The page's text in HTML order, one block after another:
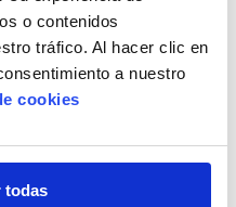
o contenidos
tráfico. Al hacer clic en
a nuestro
cookies
todas
Kit Viaje